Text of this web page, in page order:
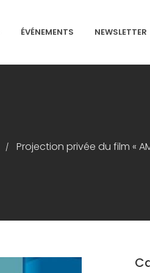
ÉVÉNEMENTS NEWSLETTER
/ Projection privée du film «